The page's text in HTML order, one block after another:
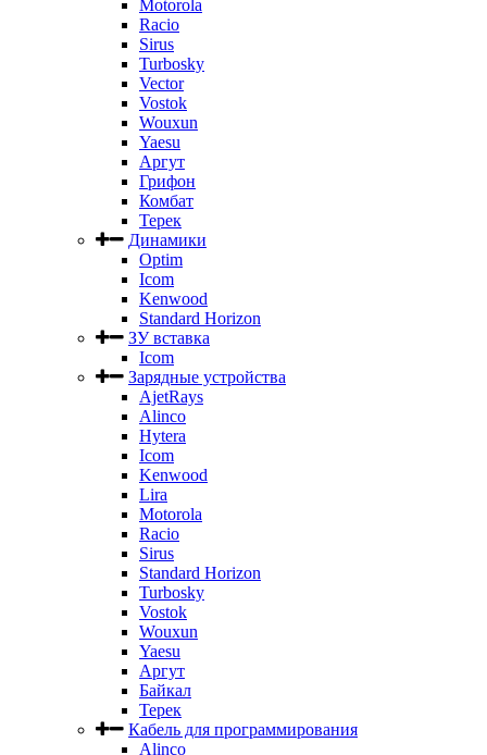
Motorola
Racio
Sirus
Turbosky
Vector
Vostok
Wouxun
Yaesu
Аргут
Грифон
Комбат
Терек
Динамики
Optim
Icom
Kenwood
Standard Horizon
ЗУ вставка
Icom
Зарядные устройства
AjetRays
Alinco
Hytera
Icom
Kenwood
Lira
Motorola
Racio
Sirus
Standard Horizon
Turbosky
Vostok
Wouxun
Yaesu
Аргут
Байкал
Терек
Кабель для программирования
Alinco